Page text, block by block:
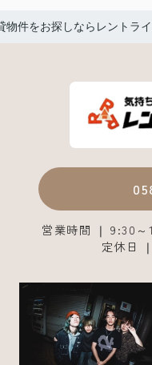
物件をお探しならレントラ
営業時間 ❘ 9:30～
定休日